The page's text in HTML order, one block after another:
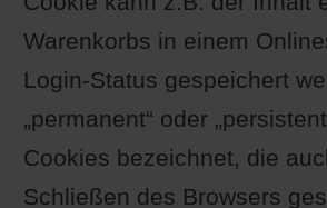
Warenkorbs in einem
Login-Status gespeichert
„permanent“ oder
Cookies bezeichnet, die
Schließen des Browsers